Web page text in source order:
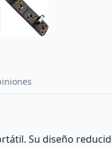
Su diseño